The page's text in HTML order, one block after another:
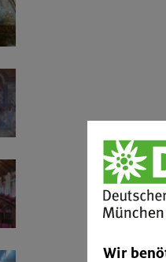
Wir